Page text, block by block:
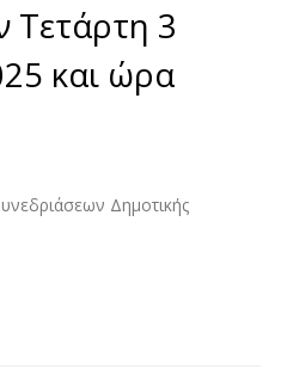
Τετάρτη 3
και ώρα
Δημοτικής